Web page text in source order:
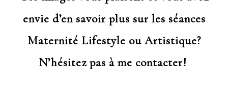
envie d’en savoir plus sur les séances
Maternité Lifestyle ou Artistique?
N’hésitez pas à me contacter!